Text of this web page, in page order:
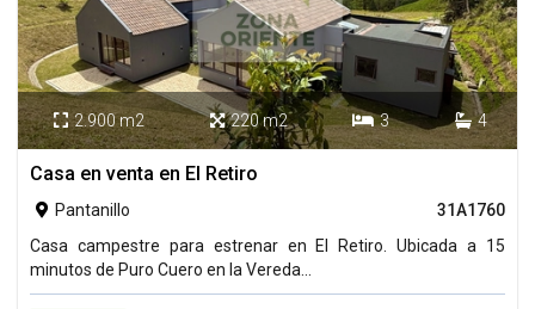
 2.900 m2  220 m2  3  4
Casa en venta en El Retiro
 Pantanillo
31A1760
Casa campestre para estrenar en El Retiro. Ubicada a 15
minutos de Puro Cuero en la Vereda...